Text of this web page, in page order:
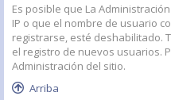
Es posible que La
IP o que el nombre de usuario
registrarse, esté deshabilitado.
el registro de nuevos usuarios.
Administración del sitio.
Arriba